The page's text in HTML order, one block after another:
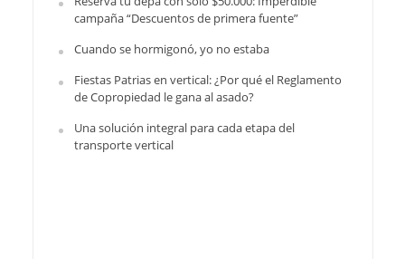
campaña “Descuentos de primera fuente”
Cuando se hormigonó, yo no estaba
Fiestas Patrias en vertical: ¿Por qué el Reglamento
de Copropiedad le gana al asado?
Una solución integral para cada etapa del
transporte vertical